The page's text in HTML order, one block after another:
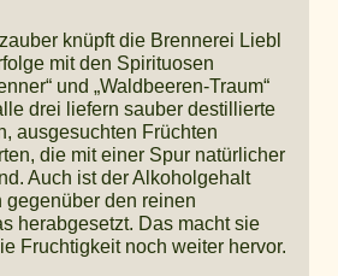
knüpft die Brennerei Liebl
mit den Spirituosen
und „Waldbeeren-Traum“
drei liefern sauber destillierte
ausgesuchten Früchten
die mit einer Spur natürlicher
Auch ist der Alkoholgehalt
den reinen
herabgesetzt. Das macht sie
Fruchtigkeit noch weiter hervor.